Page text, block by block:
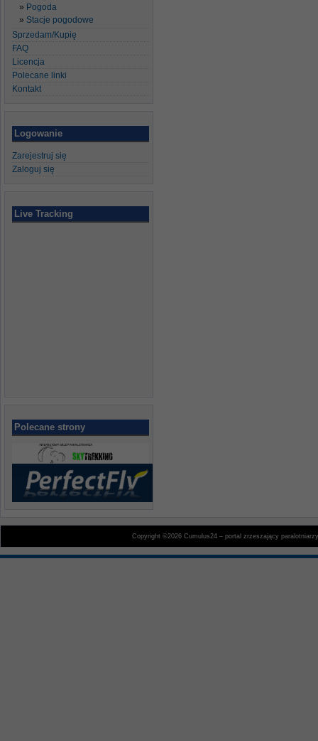
Pogoda
Stacje pogodowe
Sprzedam/Kupię
FAQ
Licencja
Polecane linki
Kontakt
Logowanie
Zarejestruj się
Zaloguj się
Live Tracking
Polecane strony
Copyright ©2026 Cumulus24 – portal zrzeszający